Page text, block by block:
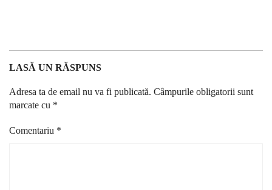
LASĂ UN RĂSPUNS
Adresa ta de email nu va fi publicată. Câmpurile obligatorii sunt
marcate cu *
Comentariu *